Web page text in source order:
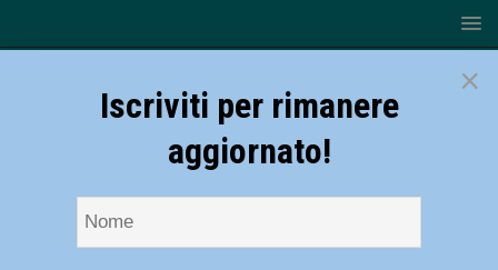
×
Iscriviti per rimanere
aggiornato!